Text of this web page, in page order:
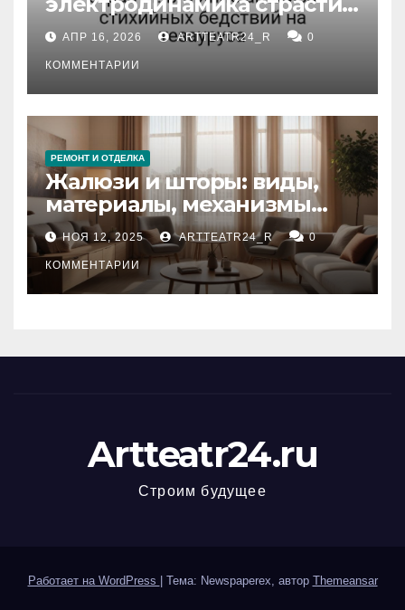
влияние анализа
стихийных бедствий на
тезауруса
АПР 16, 2026 ARTTEATR24_R 0
КОММЕНТАРИИ
РЕМОНТ И ОТДЕЛКА
Жалюзи и шторы: виды,
материалы, механизмы
управления и уход
НОЯ 12, 2025 ARTTEATR24_R 0
КОММЕНТАРИИ
Artteatr24.ru
Строим будущее
Работает на WordPress Тема: Newspaperex, автор Themeansar